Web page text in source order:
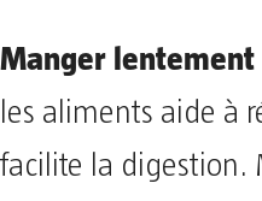
Manger lentement
les aliments aide à
facilite la digestion.